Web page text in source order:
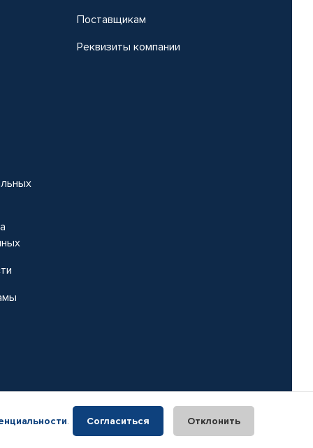
Поставщикам
Реквизиты компании
. Согласиться Отклонить